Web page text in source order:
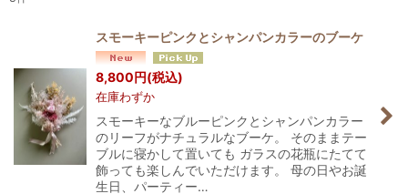
並び順:
絞り込む
スモーキーピンクとシャンパンカラーのブーケ
8,800円(税込)
在庫わずか
スモーキーなブルーピンクとシャンパンカラー
のリーフがナチュラルなブーケ。 そのままテー
ブルに寝かして置いても ガラスの花瓶にたてて
飾っても楽しんでいただけます。 母の日やお誕
生日、パーティー…